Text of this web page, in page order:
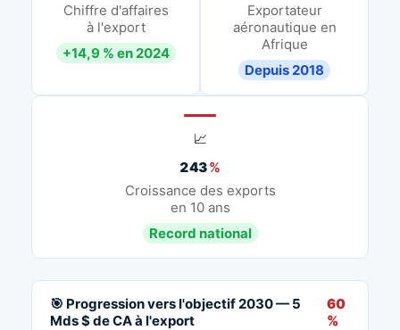
Chiffre d'affaires
à l'export
+14,9 % en 2024
Exportateur
aéronautique en
Afrique
Depuis 2018
📈
243%
Croissance des exports
en 10 ans
Record national
🎯 Progression vers l'objectif 2030 — 5
Mds $ de CA à l'export
60
%